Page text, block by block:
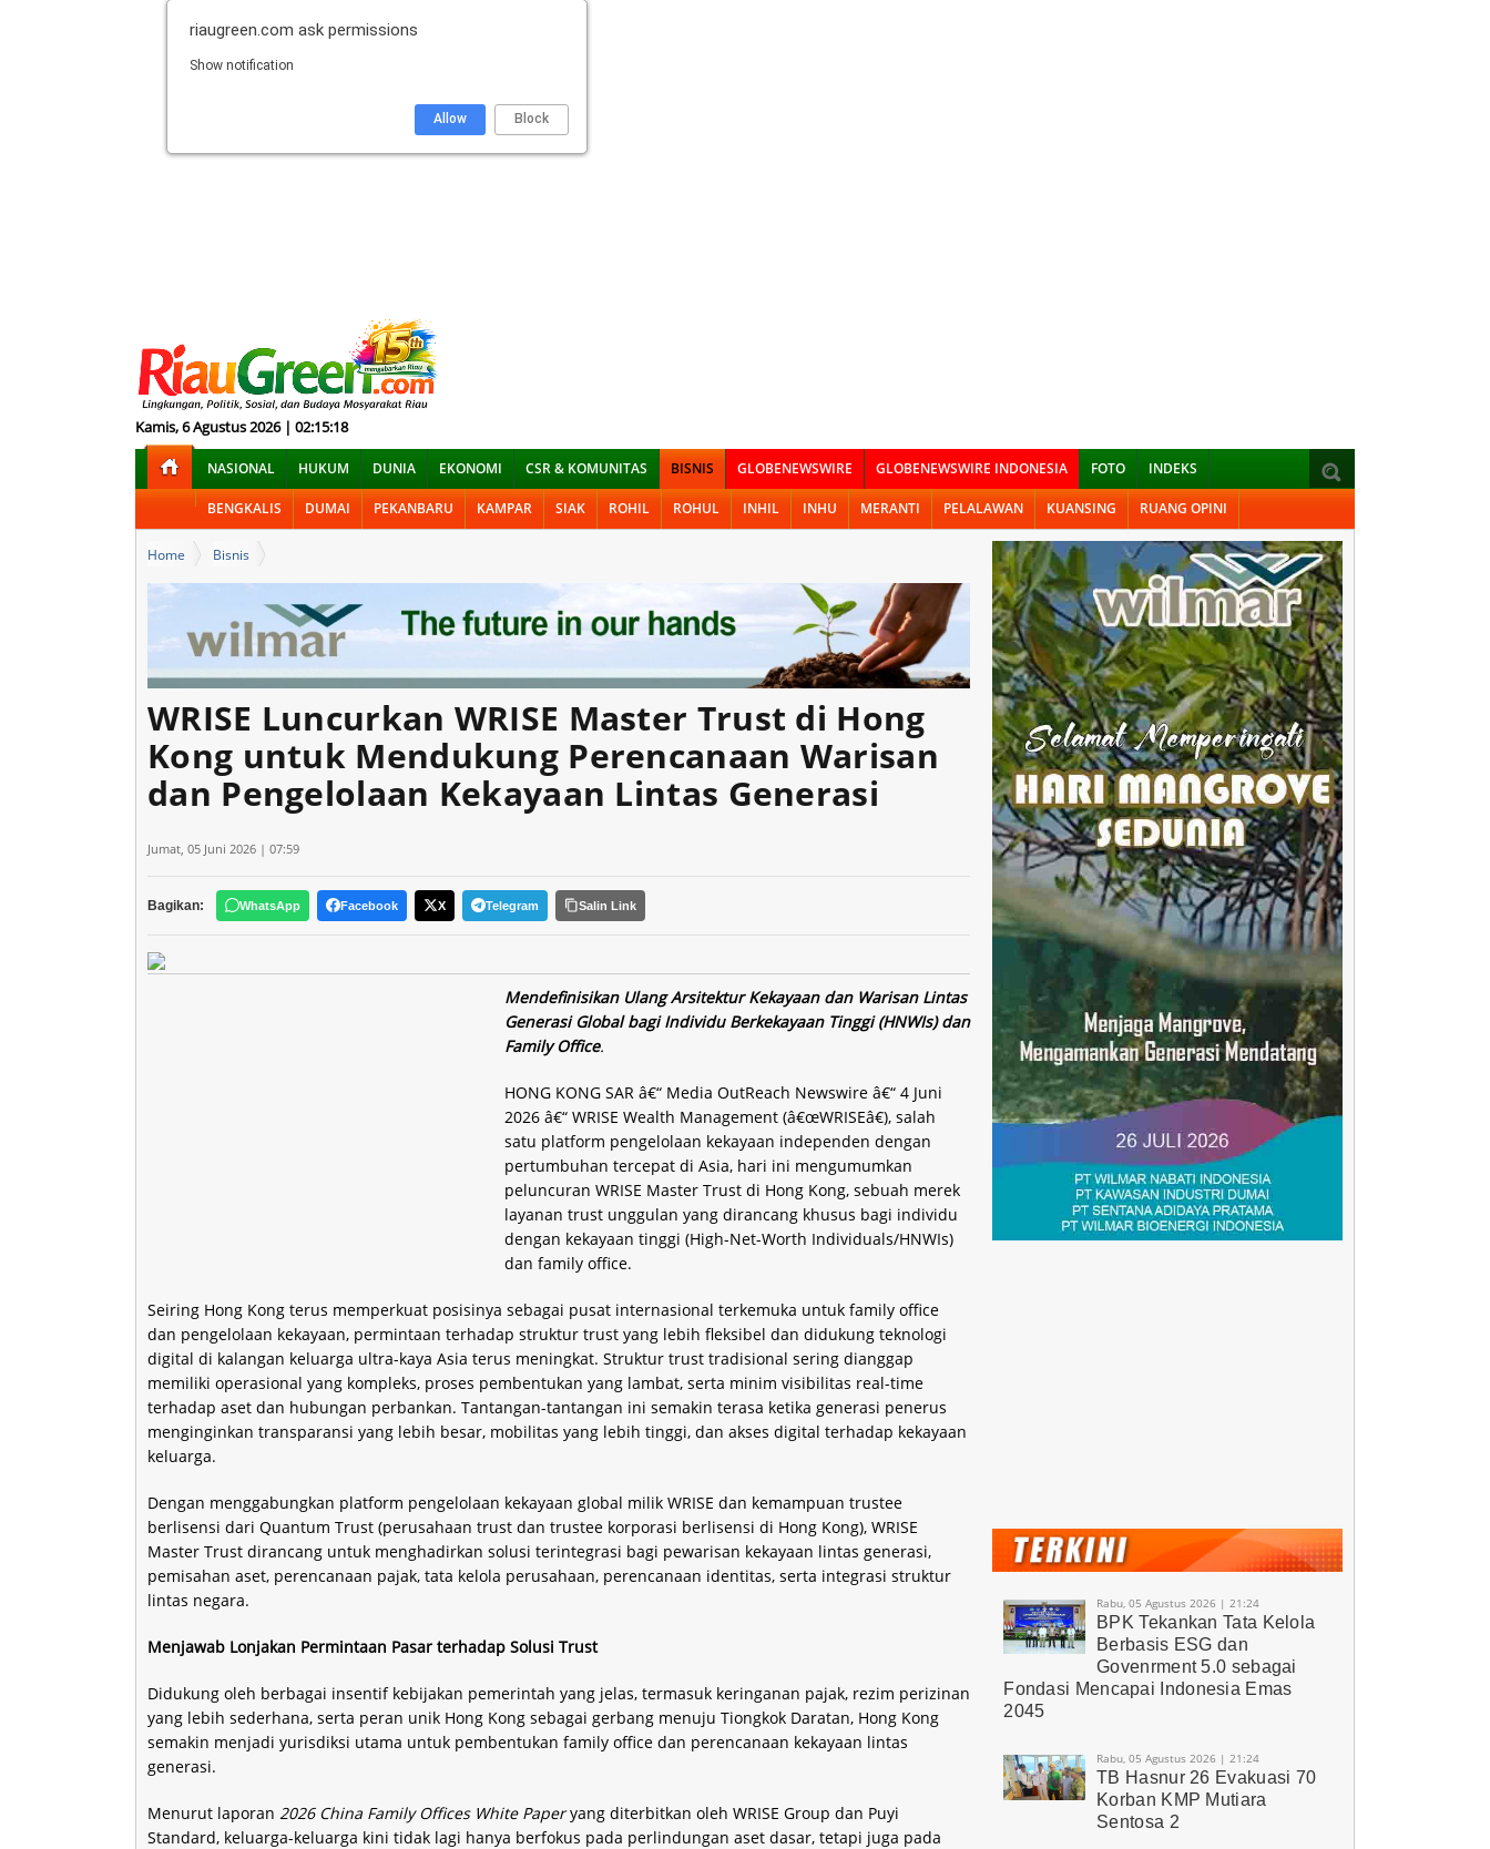
Kamis, 6 Agustus 2026 | 02:15:19
NASIONAL HUKUM DUNIA EKONOMI CSR & KOMUNITAS BISNIS GLOBENEWSWIRE GLOBENEWSWIRE INDONESIA FOTO INDEKS
BENGKALIS DUMAI PEKANBARU KAMPAR SIAK ROHIL ROHUL INHIL INHU MERANTI PELALAWAN KUANSING RUANG OPINI
Home
Bisnis
WRISE Luncurkan WRISE Master Trust di Hong Kong untuk Mendukung Perencanaan Warisan dan Pengelolaan Kekayaan Lintas
WRISE Luncurkan WRISE Master Trust di Hong
Kong untuk Mendukung Perencanaan Warisan
dan Pengelolaan Kekayaan Lintas Generasi
Jumat, 05 Juni 2026 | 07:59
Bagikan: WhatsApp Facebook X Telegram Salin Link
Mendefinisikan Ulang Arsitektur Kekayaan dan Warisan Lintas
Generasi Global bagi Individu Berkekayaan Tinggi (HNWIs) dan
Family Office.
HONG KONG SAR â€“ Media OutReach Newswire â€“ 4 Juni
2026 â€“ WRISE Wealth Management (â€œWRISEâ€), salah
satu platform pengelolaan kekayaan independen dengan
pertumbuhan tercepat di Asia, hari ini mengumumkan
peluncuran WRISE Master Trust di Hong Kong, sebuah merek
layanan trust unggulan yang dirancang khusus bagi individu
dengan kekayaan tinggi (High-Net-Worth Individuals/HNWIs)
dan family office.
Seiring Hong Kong terus memperkuat posisinya sebagai pusat internasional terkemuka untuk family office
dan pengelolaan kekayaan, permintaan terhadap struktur trust yang lebih fleksibel dan didukung teknologi
digital di kalangan keluarga ultra-kaya Asia terus meningkat. Struktur trust tradisional sering dianggap
memiliki operasional yang kompleks, proses pembentukan yang lambat, serta minim visibilitas real-time
terhadap aset dan hubungan perbankan. Tantangan-tantangan ini semakin terasa ketika generasi penerus
menginginkan transparansi yang lebih besar, mobilitas yang lebih tinggi, dan akses digital terhadap kekayaan
keluarga.
Dengan menggabungkan platform pengelolaan kekayaan global milik WRISE dan kemampuan trustee
berlisensi dari Quantum Trust (perusahaan trust dan trustee korporasi berlisensi di Hong Kong), WRISE
Master Trust dirancang untuk menghadirkan solusi terintegrasi bagi pewarisan kekayaan lintas generasi,
pemisahan aset, perencanaan pajak, tata kelola perusahaan, perencanaan identitas, serta integrasi struktur
lintas negara.
Menjawab Lonjakan Permintaan Pasar terhadap Solusi Trust
Didukung oleh berbagai insentif kebijakan pemerintah yang jelas, termasuk keringanan pajak, rezim perizinan
yang lebih sederhana, serta peran unik Hong Kong sebagai gerbang menuju Tiongkok Daratan, Hong Kong
semakin menjadi yurisdiksi utama untuk pembentukan family office dan perencanaan kekayaan lintas
generasi.
Menurut laporan 2026 China Family Offices White Paperyang diterbitkan oleh WRISE Group dan Puyi
Standard, keluarga-keluarga kini tidak lagi hanya berfokus pada perlindungan aset dasar, tetapi juga pada
Rabu, 05 Agustus 2026 | 21:24
BPK Tekankan Tata Kelola
Berbasis ESG dan
Govenrment 5.0 sebagai
Fondasi Mencapai Indonesia Emas
2045
Rabu, 05 Agustus 2026 | 21:24
TB Hasnur 26 Evakuasi 70
Korban KMP Mutiara
Sentosa 2
riaugreen.com ask permissions
Show notification
Block
Allow